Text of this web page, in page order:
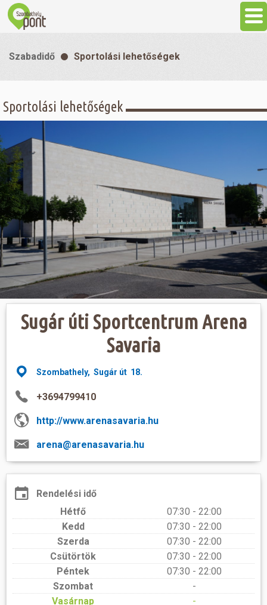
Látnivalók
Gasztronómia
Sport
Szabadidő
Hasznos
Szabadidő Sportolási lehetőségek
Sportolási lehetőségek
Sugár úti Sportcentrum Arena
Savaria
Szombathely, Sugár út 18.
+3694799410
http://www.arenasavaria.hu
arena@arenasavaria.hu
Rendelési idő
Hétfő
07:30 - 22:00
Kedd
07:30 - 22:00
Szerda
07:30 - 22:00
Csütörtök
07:30 - 22:00
Péntek
07:30 - 22:00
Szombat
-
Vasárnap
-